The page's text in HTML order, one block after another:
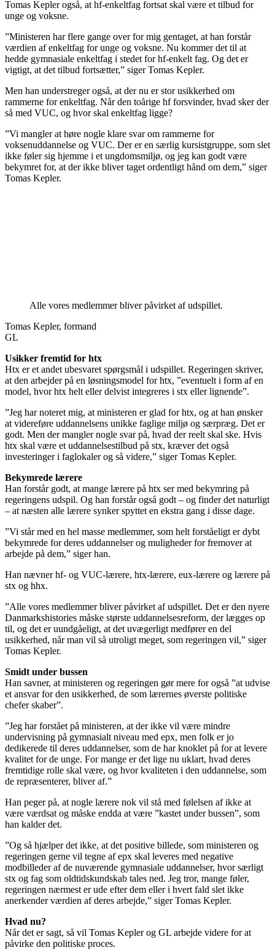
Tomas Kepler også, at hf-enkeltfag fortsat skal være et tilbud for
unge og voksne.
”Ministeren har flere gange over for mig gentaget, at han forstår
værdien af enkeltfag for unge og voksne. Nu kommer det til at
hedde gymnasiale enkeltfag i stedet for hf-enkelt fag. Og det er
vigtigt, at det tilbud fortsætter,” siger Tomas Kepler.
Men han understreger også, at der nu er stor usikkerhed om
rammerne for enkeltfag. Når den toårige hf forsvinder, hvad sker der
så med VUC, og hvor skal enkeltfag ligge?
”Vi mangler at høre nogle klare svar om rammerne for
voksenuddannelse og VUC. Der er en særlig kursistgruppe, som slet
ikke føler sig hjemme i et ungdomsmiljø, og jeg kan godt være
bekymret for, at der ikke bliver taget ordentligt hånd om dem,” siger
Tomas Kepler.
Alle vores medlemmer bliver påvirket af udspillet.
Tomas Kepler, formand
GL
Usikker fremtid for htx
Htx er et andet ubesvaret spørgsmål i udspillet. Regeringen skriver,
at den arbejder på en løsningsmodel for htx, ”eventuelt i form af en
model, hvor htx helt eller delvist integreres i stx eller lignende”.
”Jeg har noteret mig, at ministeren er glad for htx, og at han ønsker
at videreføre uddannelsens unikke faglige miljø og særpræg. Det er
godt. Men der mangler nogle svar på, hvad der reelt skal ske. Hvis
htx skal være et uddannelsestilbud på stx, kræver det også
investeringer i faglokaler og så videre,” siger Tomas Kepler.
Bekymrede lærere
Han forstår godt, at mange lærere på htx ser med bekymring på
regeringens udspil. Og han forstår også godt – og finder det naturligt
– at næsten alle lærere synker spyttet en ekstra gang i disse dage.
”Vi står med en hel masse medlemmer, som helt forståeligt er dybt
bekymrede for deres uddannelser og muligheder for fremover at
arbejde på dem,” siger han.
Han nævner hf- og VUC-lærere, htx-lærere, eux-lærere og lærere på
stx og hhx.
”Alle vores medlemmer bliver påvirket af udspillet. Det er den nyere
Danmarkshistories måske største uddannelsesreform, der lægges op
til, og det er uundgåeligt, at det uvægerligt medfører en del
usikkerhed, når man vil så utroligt meget, som regeringen vil,” siger
Tomas Kepler.
Smidt under bussen
Han savner, at ministeren og regeringen gør mere for også ”at udvise
et ansvar for den usikkerhed, de som lærernes øverste politiske
chefer skaber”.
”Jeg har forstået på ministeren, at der ikke vil være mindre
undervisning på gymnasialt niveau med epx, men folk er jo
dedikerede til deres uddannelser, som de har knoklet på for at levere
kvalitet for de unge. For mange er det lige nu uklart, hvad deres
fremtidige rolle skal være, og hvor kvaliteten i den uddannelse, som
de repræsenterer, bliver af.”
Han peger på, at nogle lærere nok vil stå med følelsen af ikke at
være værdsat og måske endda at være ”kastet under bussen”, som
han kalder det.
”Og så hjælper det ikke, at det positive billede, som ministeren og
regeringen gerne vil tegne af epx skal leveres med negative
modbilleder af de nuværende gymnasiale uddannelser, hvor særligt
stx og fag som oldtidskundskab tales ned. Jeg tror, mange føler,
regeringen nærmest er ude efter dem eller i hvert fald slet ikke
anerkender værdien af deres arbejde,” siger Tomas Kepler.
Hvad nu?
Når det er sagt, så vil Tomas Kepler og GL arbejde videre for at
påvirke den politiske proces.